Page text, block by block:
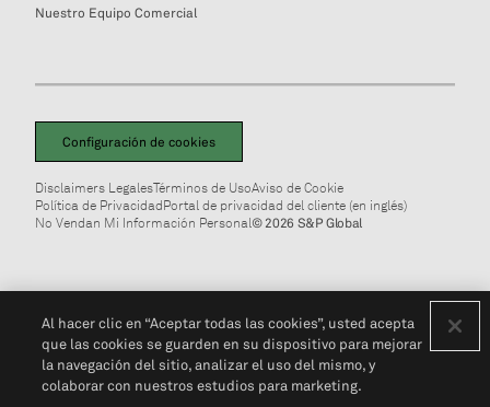
Nuestro Equipo Comercial
Configuración de cookies
Disclaimers LegalesTérminos de UsoAviso de Cookie
Política de PrivacidadPortal de privacidad del cliente (en inglés)
No Vendan Mi Información Personal© 2026 S&P Global
Al hacer clic en “Aceptar todas las cookies”, usted acepta
que las cookies se guarden en su dispositivo para mejorar
la navegación del sitio, analizar el uso del mismo, y
colaborar con nuestros estudios para marketing.